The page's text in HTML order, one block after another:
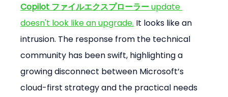
Copilot ファイルエクスプローラー update
doesn't look like an upgrade. It looks like an
intrusion. The response from the technical
community has been swift, highlighting a
growing disconnect between Microsoft’s
cloud-first strategy and the practical needs